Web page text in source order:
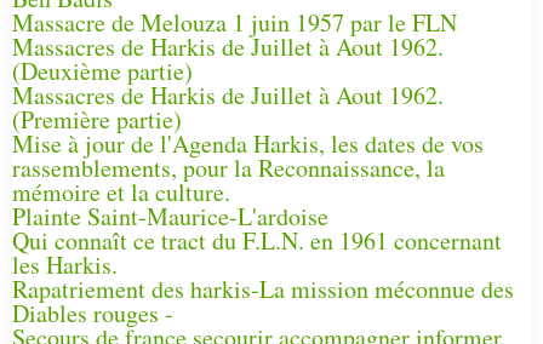
Massacre de Melouza 1 juin 1957 par le FLN
Massacres de Harkis de Juillet à Aout 1962.
(Deuxième partie)
Massacres de Harkis de Juillet à Aout 1962.
(Première partie)
Mise à jour de l'Agenda Harkis, les dates de vos
rassemblements, pour la Reconnaissance, la
mémoire et la culture.
Plainte Saint-Maurice-L'ardoise
Qui connaît ce tract du F.L.N. en 1961 concernant
les Harkis.
Rapatriement des harkis-La mission méconnue des
Diables rouges -